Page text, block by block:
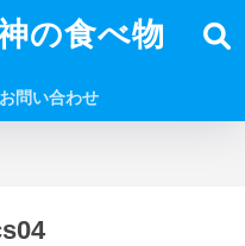
の食べ物
お問い合わせ